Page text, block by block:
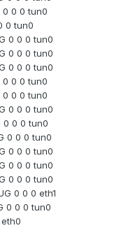
0 0 0 tun0
0 tun0
0 0 0 tun0
0 0 0 tun0
0 0 0 tun0
0 0 0 tun0
0 0 0 tun0
0 0 0 tun0
0 0 0 tun0
0 0 0 tun0
0 0 0 tun0
0 0 0 tun0
0 0 0 tun0
0 0 0 eth1
0 0 0 tun0
eth0